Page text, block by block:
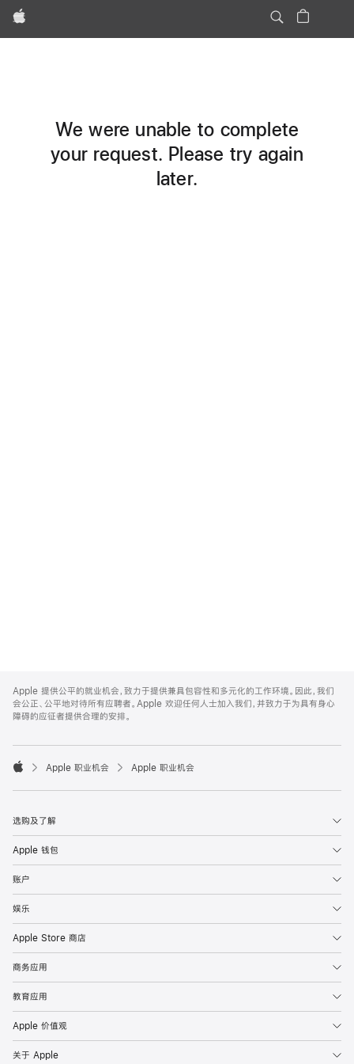
Apple
We were unable to complete
your request. Please try again
later.
Footer
Apple 提供公平的就业机会，致力于提供兼具包容性和多元化的工作环境。因此，我们
会公正、公平地对待所有应聘者。Apple 欢迎任何人士加入我们，并致力于为具有身心
障碍的应征者提供合理的安排。

Apple 职业机会 Apple 职业机会
选购及了解
Apple 钱包
账户
娱乐
Apple Store 商店
商务应用
教育应用
Apple 价值观
关于 Apple